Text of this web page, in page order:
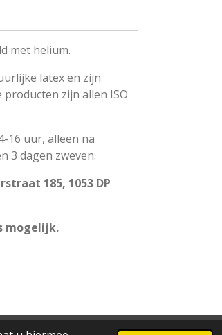
met helium.
latex en zijn
zijn allen ISO
16 uur, alleen na
3 dagen zweven.
185, 1053 DP
mogelijk.